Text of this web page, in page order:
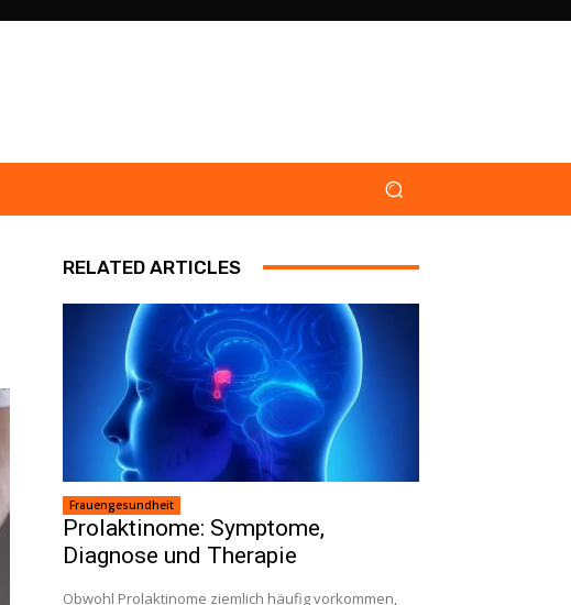
RELATED ARTICLES
Frauengesundheit
Prolaktinome: Symptome,
Diagnose und Therapie
Obwohl Prolaktinome ziemlich häufig vorkommen,